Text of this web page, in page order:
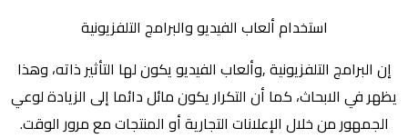
استخدام ألعاب الفيديو والبرامج التلفزيونية
إن البرامج التلفزيونية ,وألعاب الفيديو يكون لها التأثير ذاته، وهذا
يظهر في الابحاث، كما أن التكرار يكون مائل دائما إلى الزيادة لوعي
الجمهور من خلال الإعلانات التجارية أو المنتجات مع مرور الوقت.